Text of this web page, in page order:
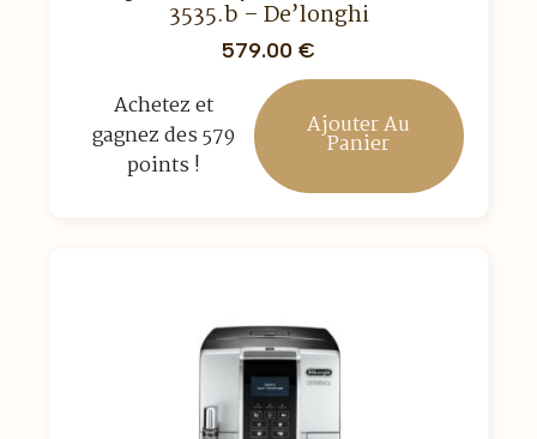
3535.b – De’longhi
579.00 €
Achetez et
gagnez des 579
points !
Ajouter Au
Panier